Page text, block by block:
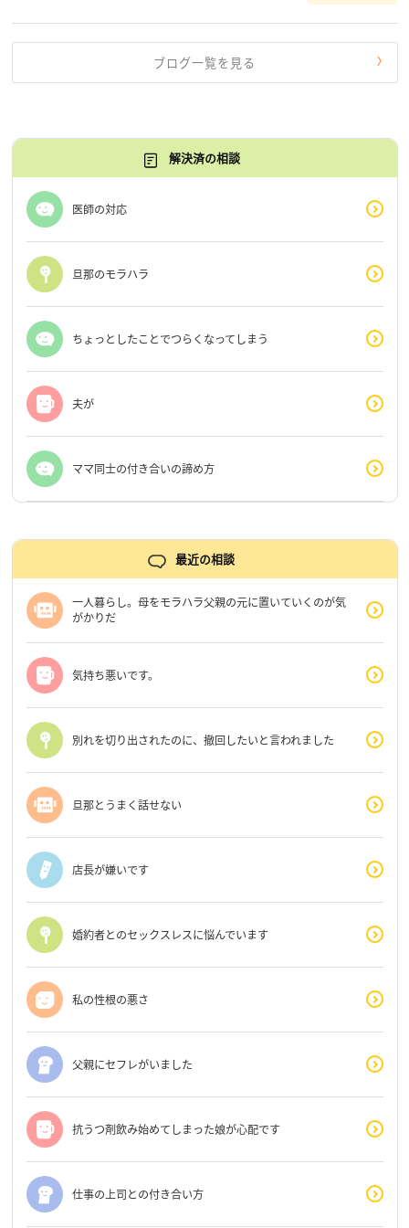
ブログ一覧を見る
解決済の相談
医師の対応
旦那のモラハラ
ちょっとしたことでつらくなってしまう
夫が
ママ同士の付き合いの諦め方
最近の相談
一人暮らし。母をモラハラ父親の元に置いていくのが気
がかりだ
気持ち悪いです。
別れを切り出されたのに、撤回したいと言われました
旦那とうまく話せない
店長が嫌いです
婚約者とのセックスレスに悩んでいます
私の性根の悪さ
父親にセフレがいました
抗うつ剤飲み始めてしまった娘が心配です
仕事の上司との付き合い方